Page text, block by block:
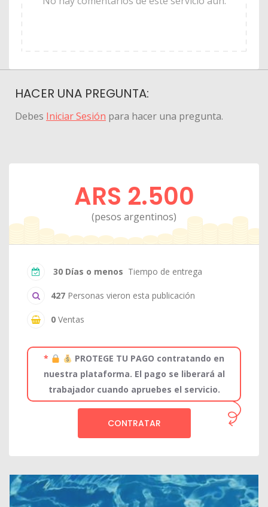
HACER UNA PREGUNTA:
Debes Iniciar Sesión para hacer una pregunta.
ARS 2.500
(pesos argentinos)
30 Días o menos Tiempo de entrega
427 Personas vieron esta publicación
0 Ventas
*
PROTEGE TU PAGO contratando en
nuestra plataforma. El pago se liberará al
trabajador cuando apruebes el servicio.
CONTRATAR